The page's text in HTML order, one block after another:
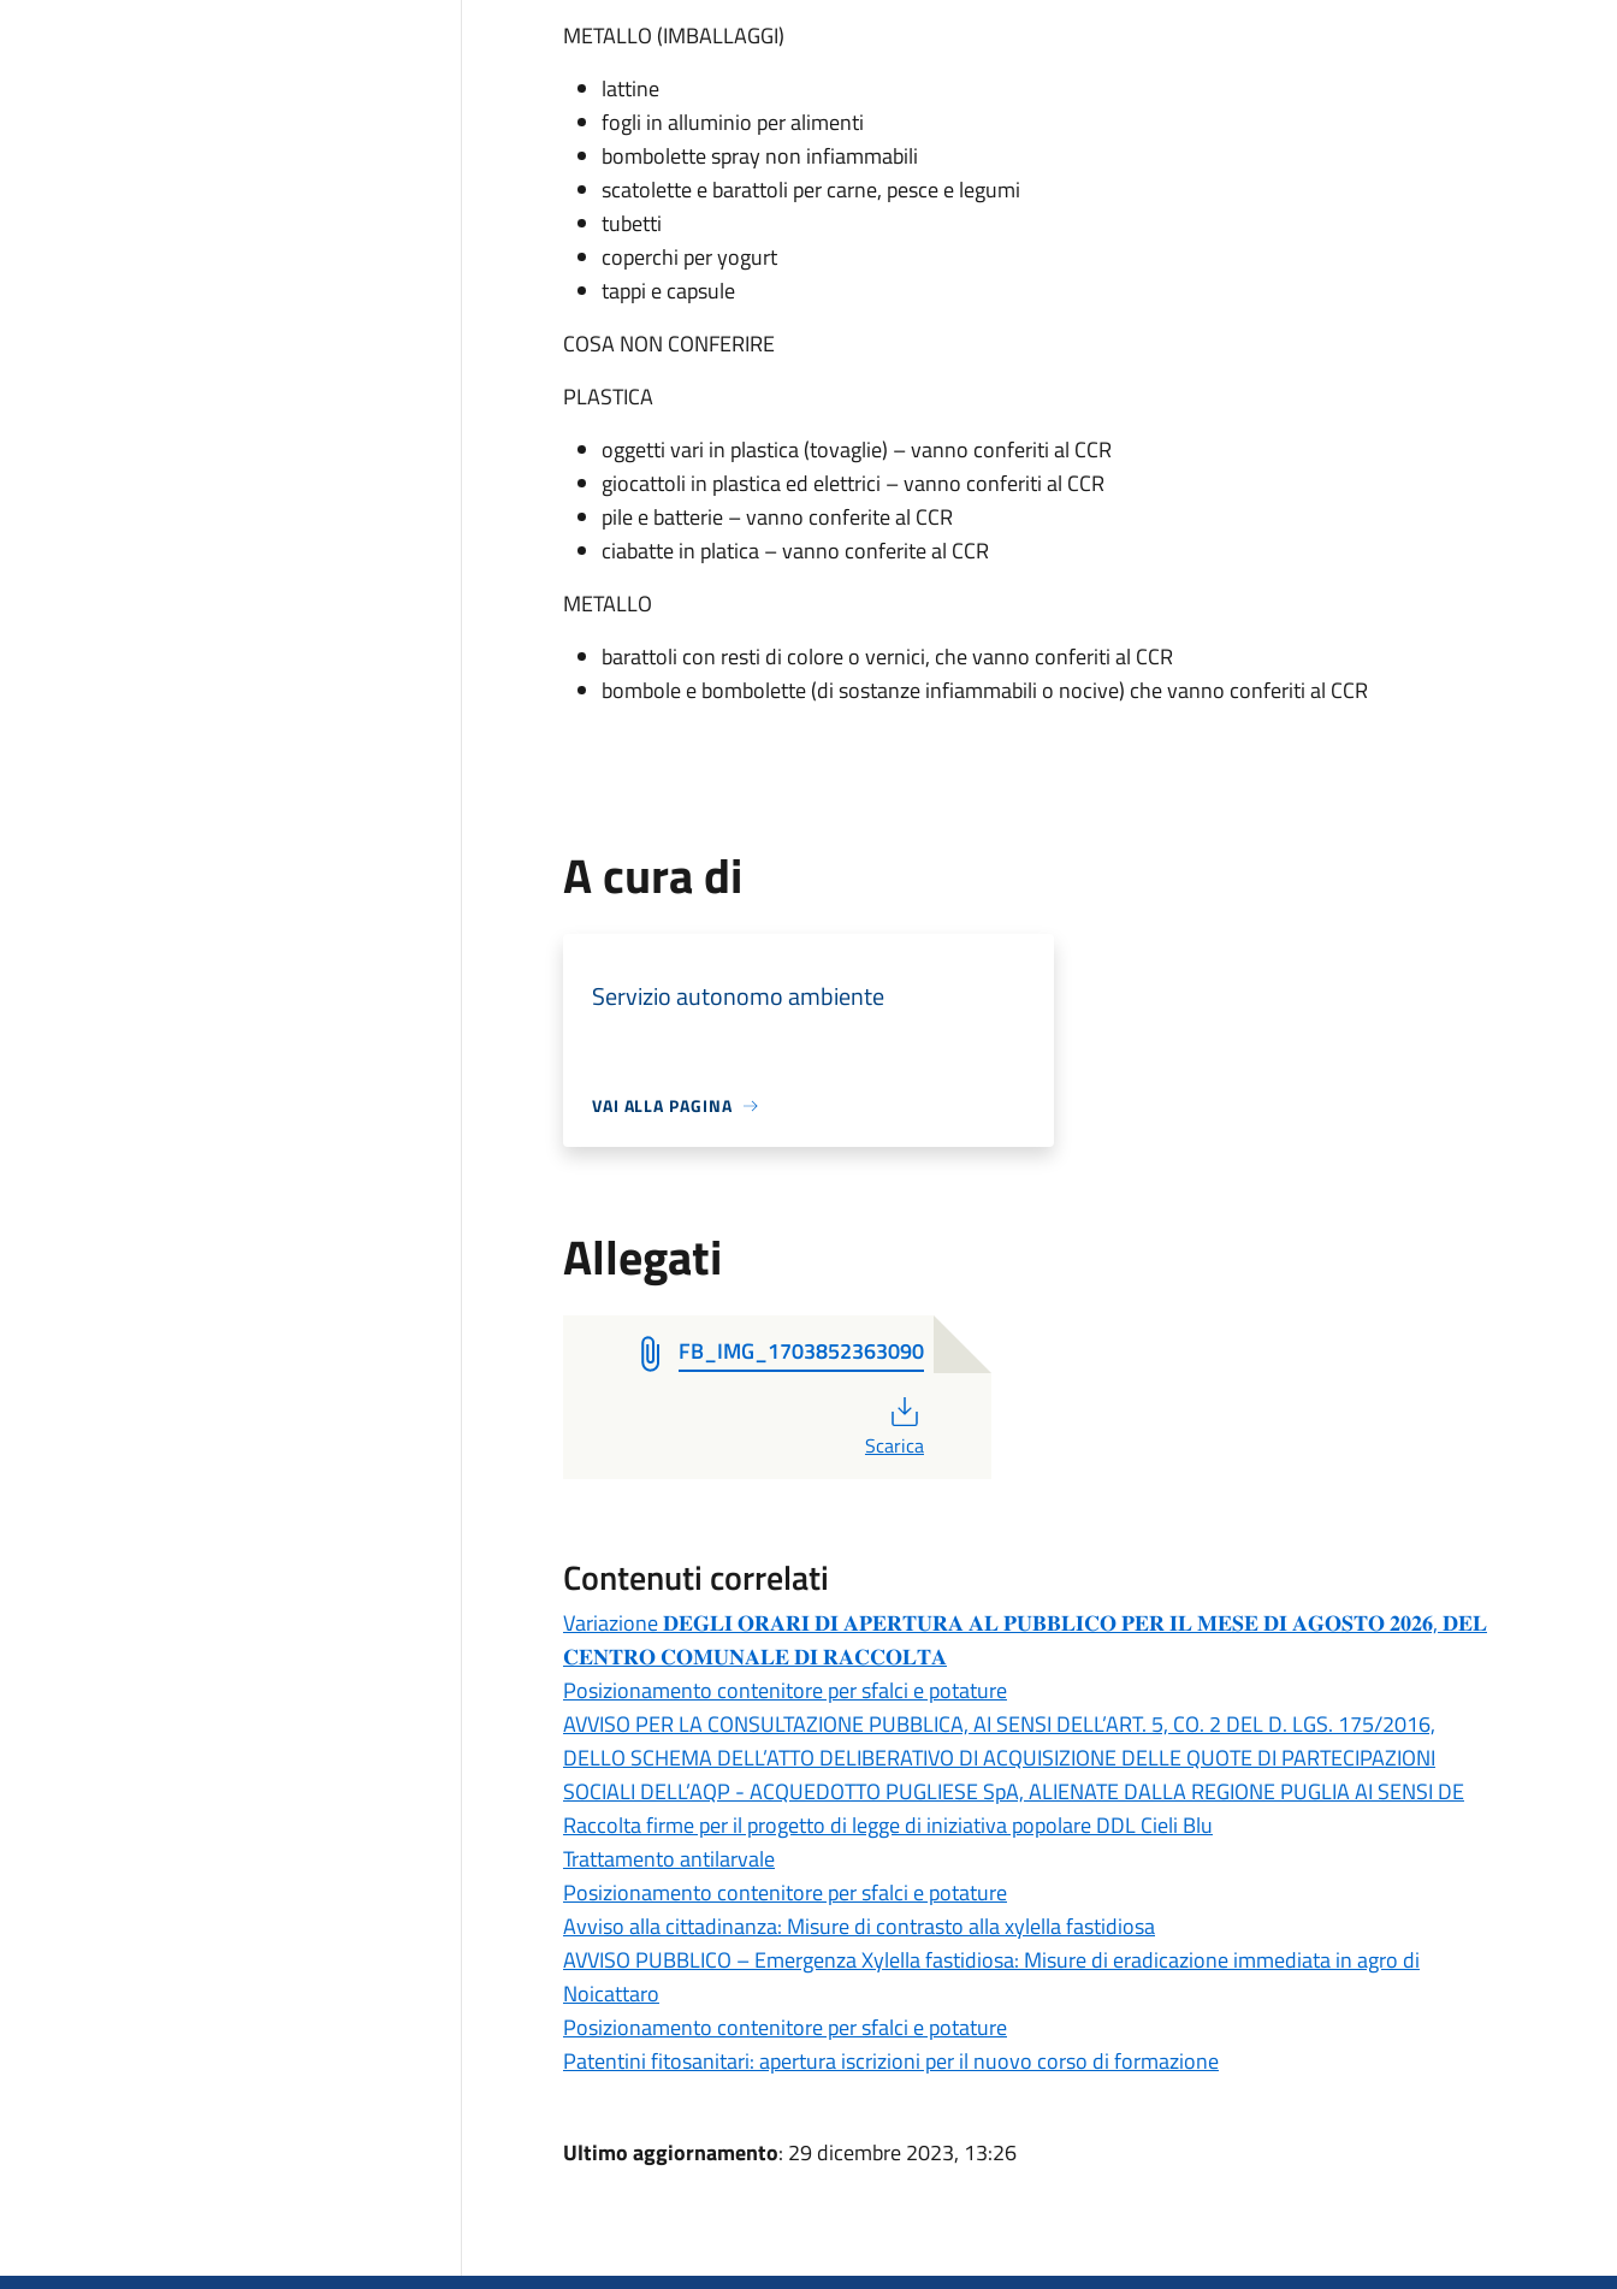
METALLO (IMBALLAGGI)
lattine
fogli in alluminio per alimenti
bombolette spray non infiammabili
scatolette e barattoli per carne, pesce e legumi
tubetti
coperchi per yogurt
tappi e capsule
COSA NON CONFERIRE
PLASTICA
oggetti vari in plastica (tovaglie) – vanno conferiti al CCR
giocattoli in plastica ed elettrici – vanno conferiti al CCR
pile e batterie – vanno conferite al CCR
ciabatte in platica – vanno conferite al CCR
METALLO
barattoli con resti di colore o vernici, che vanno conferiti al CCR
bombole e bombolette (di sostanze infiammabili o nocive) che vanno conferiti al CCR
A cura di
Servizio autonomo ambiente
VAI ALLA PAGINA
Allegati
FB_IMG_1703852363090
Scarica
Contenuti correlati
Variazione 𝐃𝐄𝐆𝐋𝐈 𝐎𝐑𝐀𝐑𝐈 𝐃𝐈 𝐀𝐏𝐄𝐑𝐓𝐔𝐑𝐀 𝐀𝐋 𝐏𝐔𝐁𝐁𝐋𝐈𝐂𝐎 𝐏𝐄𝐑 𝐈𝐋 𝐌𝐄𝐒𝐄 𝐃𝐈 𝐀𝐆𝐎𝐒𝐓𝐎 𝟐𝟎𝟐𝟔, 𝐃𝐄𝐋
𝐂𝐄𝐍𝐓𝐑𝐎 𝐂𝐎𝐌𝐔𝐍𝐀𝐋𝐄 𝐃𝐈 𝐑𝐀𝐂𝐂𝐎𝐋𝐓𝐀
Posizionamento contenitore per sfalci e potature
AVVISO PER LA CONSULTAZIONE PUBBLICA, AI SENSI DELL’ART. 5, CO. 2 DEL D. LGS. 175/2016,
DELLO SCHEMA DELL’ATTO DELIBERATIVO DI ACQUISIZIONE DELLE QUOTE DI PARTECIPAZIONI
SOCIALI DELL’AQP - ACQUEDOTTO PUGLIESE SpA, ALIENATE DALLA REGIONE PUGLIA AI SENSI DE
Raccolta firme per il progetto di legge di iniziativa popolare DDL Cieli Blu
Trattamento antilarvale
Posizionamento contenitore per sfalci e potature
Avviso alla cittadinanza: Misure di contrasto alla xylella fastidiosa
AVVISO PUBBLICO – Emergenza Xylella fastidiosa: Misure di eradicazione immediata in agro di
Noicattaro
Posizionamento contenitore per sfalci e potature
Patentini fitosanitari: apertura iscrizioni per il nuovo corso di formazione
Ultimo aggiornamento: 29 dicembre 2023, 13:26